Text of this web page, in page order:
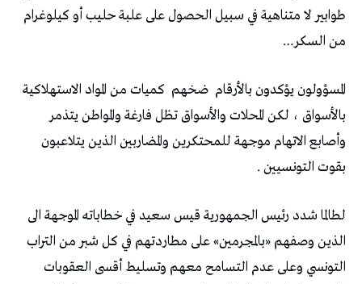
طوابير لا متناهية في سبيل الحصول على علبة حليب أو كيلوغرام
من السكر…
المسؤولون يؤكدون بالأرقام ضخهم كميات من المواد الاستهلاكية
بالأسواق ، لكن المحلات والأسواق تظل فارغة والمواطن يتذمر
وأصابع الاتهام موجهة للمحتكرين والمضاربين الذين يتلاعبون
بقوت التونسيين .
لطالما شدد رئيس الجمهورية قيس سعيد في خطاباته الموجهة الى
الذين وصفهم «بالمجرمين» على مطاردتهم في كل شبر من التراب
التونسي وعلى عدم التسامح معهم وتسليط أقسى العقوبات